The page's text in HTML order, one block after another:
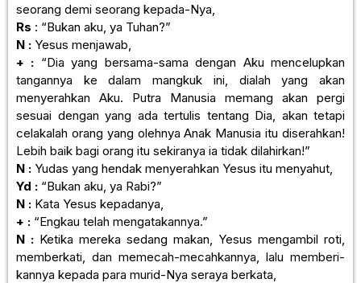
seorang demi seorang kepada-Nya,
Rs : “Bukan aku, ya Tuhan?”
N : Yesus menjawab,
+ : “Dia yang bersama-sama dengan Aku mencelupkan
tangannya ke dalam mangkuk ini, dialah yang akan
menyerahkan Aku. Putra Manusia memang akan pergi
sesuai dengan yang ada tertulis tentang Dia, akan tetapi
celakalah orang yang olehnya Anak Manusia itu diserahkan!
Lebih baik bagi orang itu sekiranya ia tidak dilahirkan!”
N : Yudas yang hendak menyerahkan Yesus itu menyahut,
Yd : “Bukan aku, ya Rabi?”
N : Kata Yesus kepadanya,
+ : “Engkau telah mengatakannya.”
N : Ketika mereka sedang makan, Yesus mengambil roti,
memberkati, dan memecah-mecahkannya, lalu memberi-
kannya kepada para murid-Nya seraya berkata,